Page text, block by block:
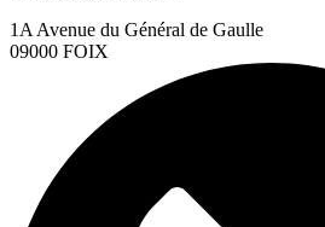
1A Avenue du Général de Gaulle
09000 FOIX